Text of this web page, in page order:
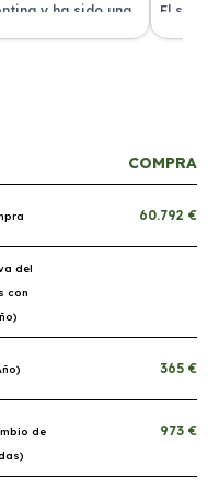
y ha sido una
y sin sorpresas.
El
proceso
COMPRA
60.792 €
del
con
365 €
de
973 €